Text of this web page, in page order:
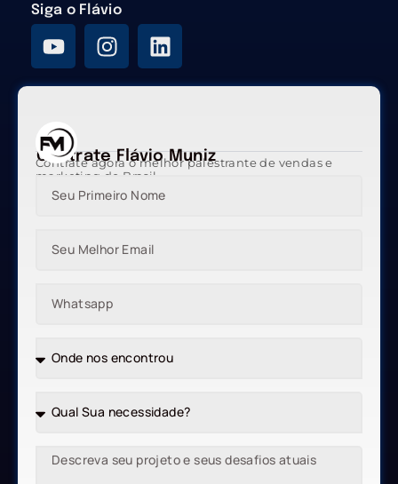
Siga o Flávio
Contrate Flávio Muniz
Contrate agora o melhor palestrante de vendas e
marketing do Brasil